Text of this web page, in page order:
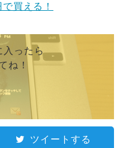
買える！
入ったら
ね！
ツイートする